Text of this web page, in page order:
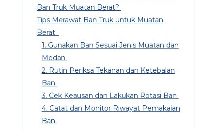
Ban Truk Muatan Berat?
Tips Merawat Ban Truk untuk Muatan
Berat
1. Gunakan Ban Sesuai Jenis Muatan dan
Medan
2. Rutin Periksa Tekanan dan Ketebalan
Ban
3. Cek Keausan dan Lakukan Rotasi Ban
4. Catat dan Monitor Riwayat Pemakaian
Ban